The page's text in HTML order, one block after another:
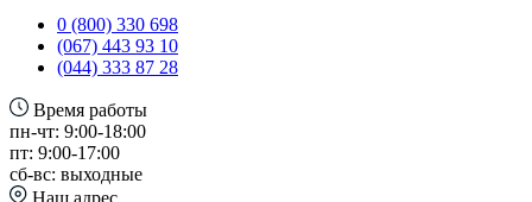
0 (800) 330 698
(067) 443 93 10
(044) 333 87 28
Время работы
пн-чт: 9:00-18:00
пт: 9:00-17:00
сб-вс: выходные
Наш адрес